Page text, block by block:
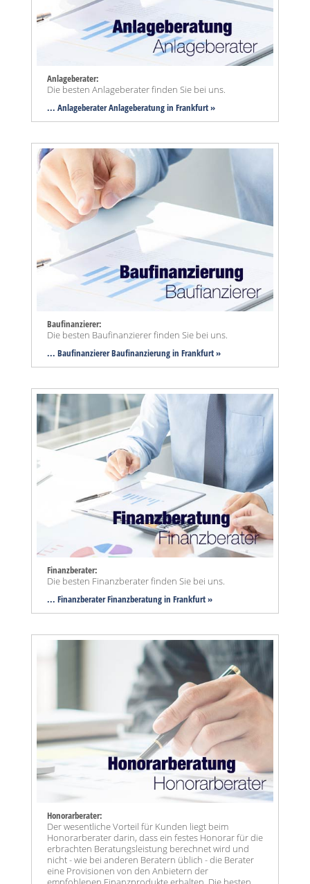
Anlageberater:
Die besten Anlageberater finden Sie bei uns.
... Anlageberater Anlageberatung in Frankfurt »
Baufinanzierer:
Die besten Baufinanzierer finden Sie bei uns.
... Baufinanzierer Baufinanzierung in Frankfurt »
Finanzberater:
Die besten Finanzberater finden Sie bei uns.
... Finanzberater Finanzberatung in Frankfurt »
Honorarberater:
Der wesentliche Vorteil für Kunden liegt beim
Honorarberater darin, dass ein festes Honorar für die
erbrachten Beratungsleistung berechnet wird und
nicht - wie bei anderen Beratern üblich - die Berater
eine Provisionen von den Anbietern der